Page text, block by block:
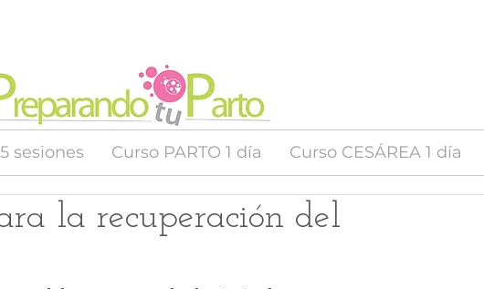
sesiones Curso PARTO 1 día Curso CESÁREA 1 día
la recuperación del